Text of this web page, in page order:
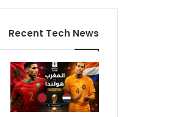
Recent Tech News